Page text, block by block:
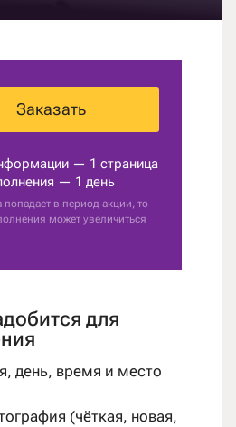
Заказать
— 1 страница
— 1 день
попадает в период акции, то
может увеличиться
для
день, время и место
(чёткая, новая,